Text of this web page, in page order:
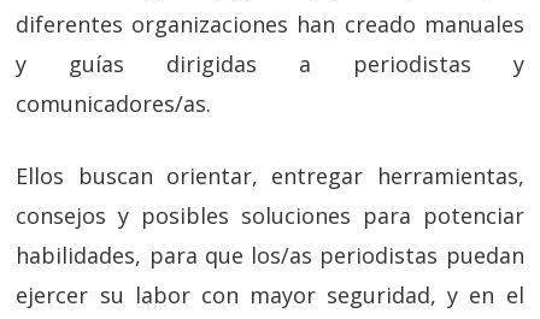
diferentes organizaciones han creado manuales
y guías dirigidas a periodistas y
comunicadores/as.
Ellos buscan orientar, entregar herramientas,
consejos y posibles soluciones para potenciar
habilidades, para que los/as periodistas puedan
ejercer su labor con mayor seguridad, y en el